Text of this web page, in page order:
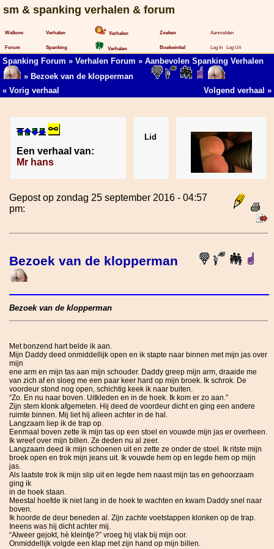
sm & spanking verhalen & forum
Welkom
Forum
Verhalen
Spanking
Verhalen
Verhalen
Zoeken
Boekwinkel
Aanmelden
Log In Log Uit
Spanking Forum » Verhalen Forum » Aanbevolen Spanking Verhalen
» Bezoek van de klopperman
« Vorig verhaal Volgend verhaal »
Een verhaal van:
Mr hans
Lid
Gepost op zondag 25 september 2016 - 04:57
pm:
Bezoek van de klopperman
Bezoek van de klopperman
Met bonzend hart belde ik aan.
Mijn Daddy deed onmiddellijk open en ik stapte naar binnen met mijn jas over
mijn
ene arm en mijn tas aan mijn schouder. Daddy greep mijn arm, draaide me
van zich af en sloeg me een paar keer hard op mijn broek. Ik schrok. De
voordeur stond nog open, schichtig keek ik naar buiten.
“Zo. En nu naar boven. Uitkleden en in de hoek. Ik kom er zo aan.”
Zijn stem klonk afgemeten. Hij deed de voordeur dicht en ging een andere
ruimte binnen. Mij liet hij alleen achter in de hal.
Langzaam liep ik de trap op.
Eenmaal boven zette ik mijn tas op een stoel en vouwde mijn jas er overheen.
Ik wreef over mijn billen. Ze deden nu al zeer.
Langzaam deed ik mijn schoenen uit en zette ze onder de stoel. Ik ritste mijn
broek open en trok mijn jeans uit. Ik vouwde hem op en legde hem op mijn
jas.
Als laatste trok ik mijn slip uit en legde hem naast mijn tas en gehoorzaam
ging ik
in de hoek staan.
Meestal hoefde ik niet lang in de hoek te wachten en kwam Daddy snel naar
boven.
Ik hoorde de deur beneden al. Zijn zachte voetstappen klonken op de trap.
Ineens was hij dicht achter mij.
“Alweer gejokt, hè kleintje?” vroeg hij vlak bij mijn oor.
Onmiddellijk volgde een klap met zijn hand op mijn billen.